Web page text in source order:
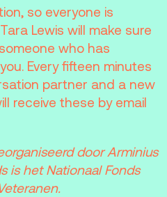
so everyone is
Lewis will make sure
who has
Every fifteen minutes
partner and a new
receive these by email
door Arminius
is het Nationaal Fonds